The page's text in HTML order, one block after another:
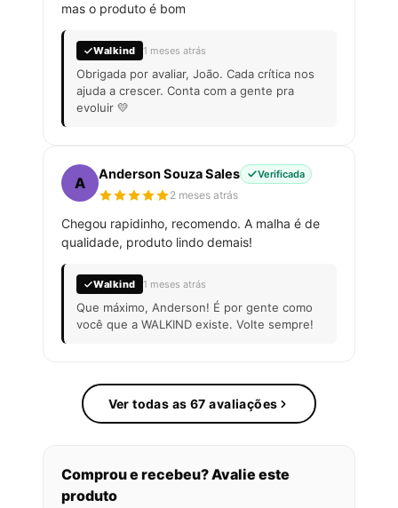
mas o produto é bom
Walkind 1 meses atrás
Obrigada por avaliar, João. Cada crítica nos
ajuda a crescer. Conta com a gente pra
evoluir 💛
A
Anderson Souza Sales Verificada
2 meses atrás
Chegou rapidinho, recomendo. A malha é de
qualidade, produto lindo demais!
Walkind 1 meses atrás
Que máximo, Anderson! É por gente como
você que a WALKIND existe. Volte sempre!
Ver todas as 67 avaliações
Comprou e recebeu? Avalie este
produto